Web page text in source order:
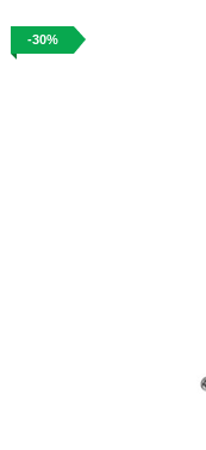
-30%